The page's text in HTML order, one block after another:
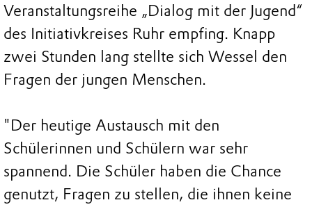
Veranstaltungsreihe „Dialog mit der Jugend“
des Initiativkreises Ruhr empfing. Knapp
zwei Stunden lang stellte sich Wessel den
Fragen der jungen Menschen.
"Der heutige Austausch mit den
Schülerinnen und Schülern war sehr
spannend. Die Schüler haben die Chance
genutzt, Fragen zu stellen, die ihnen keine